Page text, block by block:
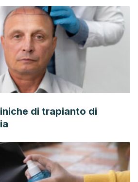
di trapianto di